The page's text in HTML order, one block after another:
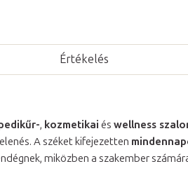
Értékelés
, kozmetikai és wellness
A széket kifejezetten
miközben a szakember